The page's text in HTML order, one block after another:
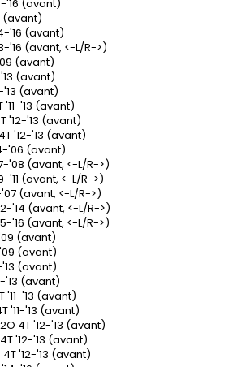
'16 (avant)
(avant)
'16 (avant)
'16 (avant, <-L/R->)
(avant)
'13 (avant)
'13 (avant)
'11-'13 (avant)
'12-'13 (avant)
'12-'13 (avant)
'06 (avant)
'08 (avant, <-L/R->)
'11 (avant, <-L/R->)
(avant, <-L/R->)
'14 (avant, <-L/R->)
'16 (avant, <-L/R->)
(avant)
(avant)
'13 (avant)
'13 (avant)
'11-'13 (avant)
'11-'13 (avant)
4T '12-'13 (avant)
'12-'13 (avant)
'12-'13 (avant)